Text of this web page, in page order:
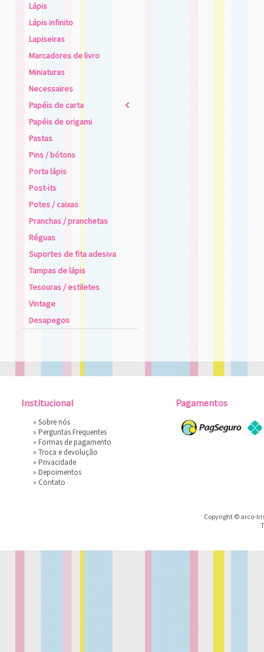
Lápis
Lápis infinito
Lapiseiras
Marcadores de livro
Miniaturas
Necessaires
Papéis de carta
2
Papéis de origami
Pastas
Pins / bótons
Porta lápis
Post-its
Potes / caixas
Pranchas / pranchetas
Réguas
Suportes de fita adesiva
Tampas de lápis
Tesouras / estiletes
Vintage
Desapegos
Institucional
» Sobre nós
» Perguntas Frequentes
» Formas de pagamento
» Troca e devolução
» Privacidade
» Depoimentos
» Contato
Pagamentos
Copyright © arco-